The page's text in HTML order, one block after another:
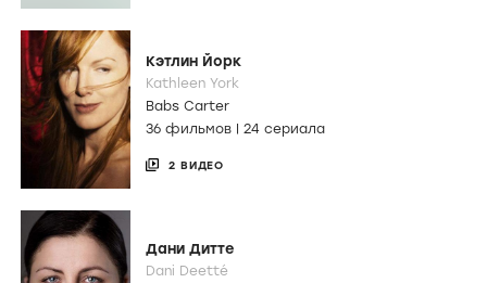
Кэтлин Йорк
Kathleen York
Babs Carter
36 фильмов | 24 сериала
2 ВИДЕО
Дани Дитте
Dani Deetté